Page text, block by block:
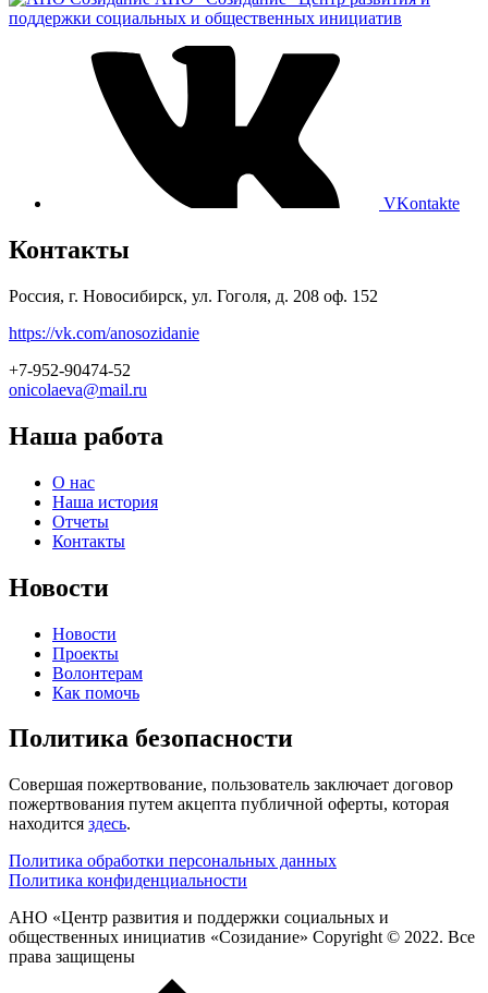
поддержки социальных и общественных инициатив
VKontakte
Контакты
Россия, г. Новосибирск, ул. Гоголя, д. 208 оф. 152
https://vk.com/anosozidanie
+7-952-90474-52
onicolaeva@mail.ru
Наша работа
О нас
Наша история
Отчеты
Контакты
Новости
Новости
Проекты
Волонтерам
Как помочь
Политика безопасности
Совершая пожертвование, пользователь заключает договор
пожертвования путем акцепта публичной оферты, которая
находится здесь.
Политика обработки персональных данных
Политика конфиденциальности
АНО «Центр развития и поддержки социальных и
общественных инициатив «Созидание» Copyright © 2022. Все
права защищены